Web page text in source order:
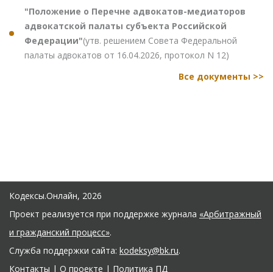
"Положение о Перечне адвокатов-медиаторов
адвокатской палаты субъекта Российской
Федерации"(утв. решением Совета Федеральной
палаты адвокатов от 16.04.2026, протокол N 12)
Все документы >>
Кодексы.Онлайн, 2026
Проект реализуется при поддержке журнала «Арбитражный
и гражданский процесс».
Служба поддержки сайта: kodeksy@bk.ru.
Контакты | О проекте | Политика ПД